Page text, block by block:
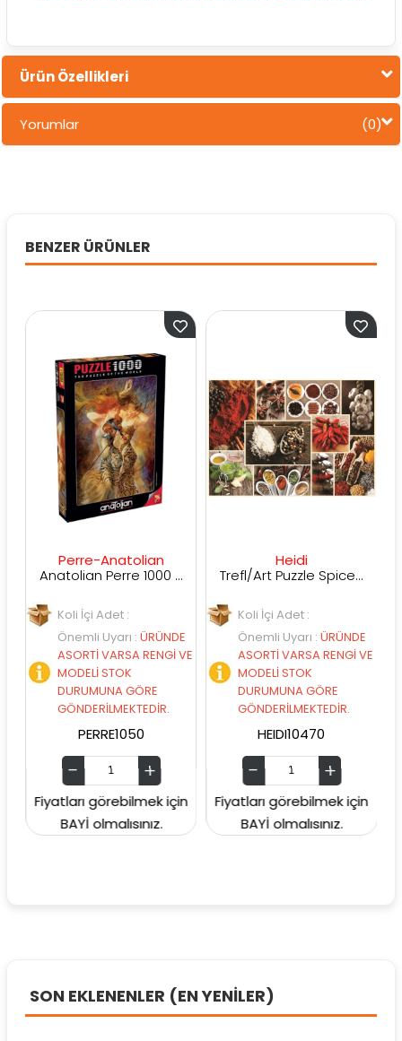
Ürün Özellikleri
Yorumlar (0)
BENZER ÜRÜNLER
Perre-Anatolian
Anatolian Perre 1000 Parça Esin Kaynağı
Koli İçi Adet :
Önemli Uyarı:ÜRÜNDE
ASORTİ VARSA RENGİ VE
MODELİ STOK
DURUMUNA GÖRE
GÖNDERİLMEKTEDİR.
PERRE1050
Fiyatları görebilmek için
BAYİ olmalısınız.
Heidi
Trefl/Art Puzzle Spices, Collage 1000 Parça
Koli İçi Adet :
Önemli Uyarı:ÜRÜNDE
ASORTİ VARSA RENGİ VE
MODELİ STOK
DURUMUNA GÖRE
GÖNDERİLMEKTEDİR.
HEIDI10470
Fiyatları görebilmek için
BAYİ olmalısınız.
SON EKLENENLER (EN YENİLER)